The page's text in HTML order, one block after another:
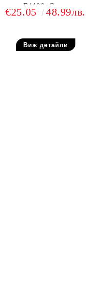
F4100, Синя
€25.05 48.99лв.
Виж детайли